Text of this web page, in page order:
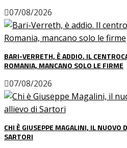
07/08/2026
BARI-VERRETH, È ADDIO. IL
ROMANIA, MANCANO SOLO LE FIRME
07/08/2026
CHI È GIUSEPPE MAGALINI, IL NUOVO
SARTORI